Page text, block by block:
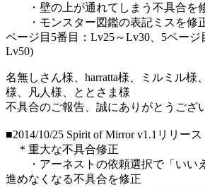
・壁の上が通れてしまう不具合を
・モンスター図鑑の表記ミスを修
ページ目5番目：Lv25～Lv30、5ページ
Lv50)
名無しさん様、harratta様、ミルミル様
様、凡人様、ととさま様
不具合のご報告、誠にありがとうござ
■2014/10/25 Spirit of Mirror v1.1リリース
＊重大な不具合修正
・アーネストの依頼選択で「いい
進めなくなる不具合を修正